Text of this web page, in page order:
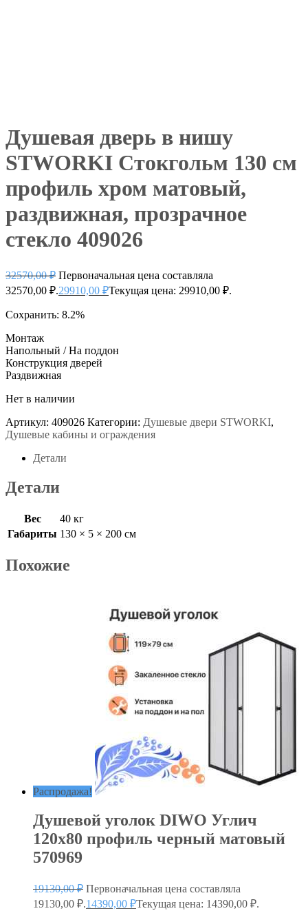
Душевая дверь в нишу
STWORKI Стокгольм 130 см
профиль хром матовый,
раздвижная, прозрачное
стекло 409026
32570,00₽ Первоначальная цена составляла
32570,00 ₽.29910,00 ₽Текущая цена: 29910,00 ₽.
Сохранить: 8.2%
Монтаж
Напольный / На поддон
Конструкция дверей
Раздвижная
Нет в наличии
Артикул: 409026 Категории: Душевые двери STWORKI,
Душевые кабины и ограждения
Детали
Детали
Вес
40 кг
Габариты 130 × 5 × 200 см
Похожие
Распродажа!
Душевой уголок DIWO Углич
120х80 профиль черный матовый
570969
19130,00₽ Первоначальная цена составляла
19130,00 ₽.14390,00 ₽Текущая цена: 14390,00 ₽.